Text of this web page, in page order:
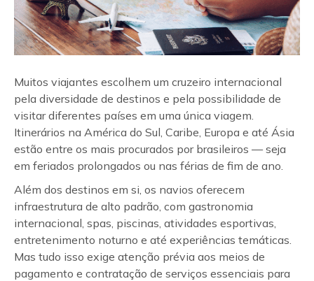
Muitos viajantes escolhem um cruzeiro internacional
pela diversidade de destinos e pela possibilidade de
visitar diferentes países em uma única viagem.
Itinerários na América do Sul, Caribe, Europa e até Ásia
estão entre os mais procurados por brasileiros — seja
em feriados prolongados ou nas férias de fim de ano.
Além dos destinos em si, os navios oferecem
infraestrutura de alto padrão, com gastronomia
internacional, spas, piscinas, atividades esportivas,
entretenimento noturno e até experiências temáticas.
Mas tudo isso exige atenção prévia aos meios de
pagamento e contratação de serviços essenciais para